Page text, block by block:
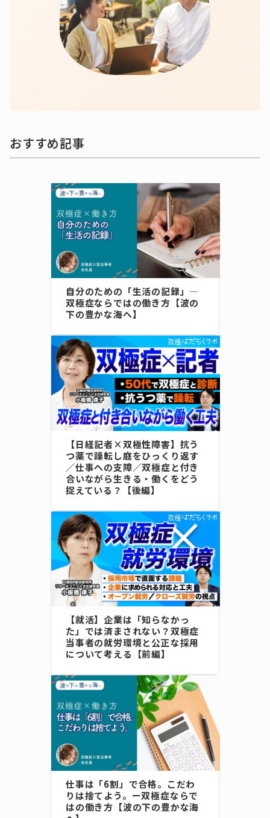
おすすめ記事
自分のための「生活の記録」―
双極症ならではの働き方【波の
下の豊かな海へ】
【日経記者×双極性障害】抗う
つ薬で躁転し庭をひっくり返す
／仕事への支障／双極症と付き
合いながら生きる・働くをどう
捉えている？【後編】
【就活】企業は「知らなかっ
た」では済まされない？双極症
当事者の就労環境と公正な採用
について考える【前編】
仕事は「6割」で合格。こだわ
りは捨てよう。ー双極症ならで
はの働き方【波の下の豊かな海